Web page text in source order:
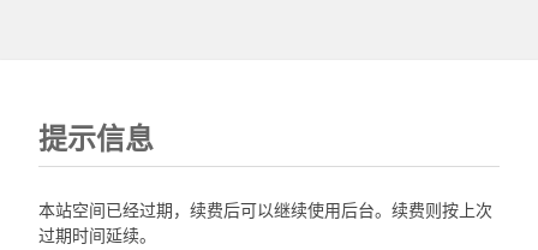
提示信息
本站空间已经过期，续费后可以继续使用后台。续费则按上次
过期时间延续。